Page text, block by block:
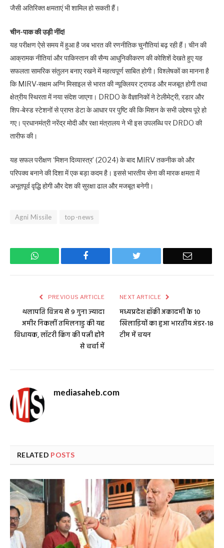
जैसी अतिरिक्त क्षमताएं भी शामिल हो सकती हैं।
चीन-पाक की उड़ी नींद!
यह परीक्षण ऐसे समय में हुआ है जब भारत की रणनीतिक चुनौतियां बढ़ रही हैं। चीन की
आक्रामक नीतियां और पाकिस्तान की सैन्य आधुनिकीकरण की कोशिशें देखते हुए यह
सफलता सामरिक संतुलन बनाए रखने में महत्वपूर्ण साबित होगी। विश्लेषकों का मानना है
कि MIRV-सक्षम अग्नि मिसाइल से भारत की न्यूक्लियर ट्रायड और मजबूत होगी तथा
क्षेत्रीय स्थिरता में नया संदेश जाएगा। DRDO के वैज्ञानिकों ने टेलीमेट्री, रडार और
शिप-बेस्ड स्टेशनों से प्राप्त डेटा के आधार पर पुष्टि की कि मिशन के सभी उद्देश्य पूरे हो
गए। प्रधानमंत्री नरेंद्र मोदी और रक्षा मंत्रालय ने भी इस उपलब्धि पर DRDO की
तारीफ की।
यह सफल परीक्षण ‘मिशन दिव्यास्त्र’ (2024) के बाद MIRV तकनीक को और
परिपक्व बनाने की दिशा में एक बड़ा कदम है। इससे भारतीय सेना की मारक क्षमता में
अभूतपूर्व वृद्धि होगी और देश की सुरक्षा ढाल और मजबूत बनेगी।
Agni Missile top-news
WhatsApp Facebook Twitter Email
PREVIOUS ARTICLE
थलापति विजय से 9 गुना ज्यादा
अमीर निकलीं तमिलनाडु की यह
विधायक, लॉटरी किंग की पत्नी होने
से चर्चा में
NEXT ARTICLE
मध्यप्रदेश हॉकी अकादमी के 10
खिलाड़ियों का हुआ भारतीय अंडर-18
टीम में चयन
mediasaheb.com
RELATED POSTS